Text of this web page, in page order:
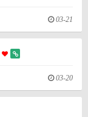
03-21
03-20